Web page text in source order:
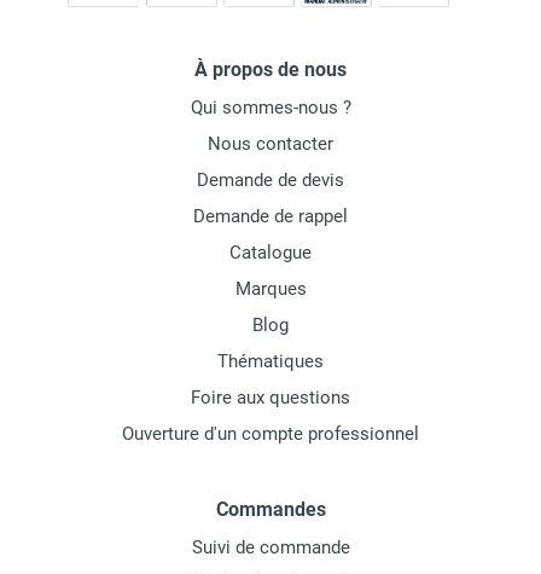
À propos de nous
Qui sommes-nous ?
Nous contacter
Demande de devis
Demande de rappel
Catalogue
Marques
Blog
Thématiques
Foire aux questions
Ouverture d'un compte professionnel
Commandes
Suivi de commande